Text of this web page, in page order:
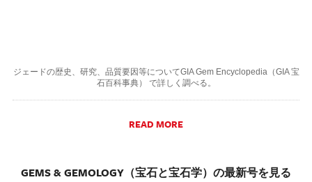
ジェードの歴史、研究、品質要因等についてGIA Gem Encyclopedia（GIA 宝
石百科事典） で詳しく調べる。
READ MORE
GEMS & GEMOLOGY（宝石と宝石学）の最新号を見る